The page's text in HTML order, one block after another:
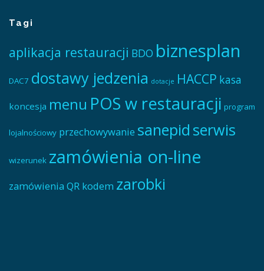
Tagi
aplikacja restauracji BDO biznesplan
DAC7 dostawy jedzenia dotacje HACCP kasa
koncesja menu POS w restauracji program
lojalnościowy przechowywanie sanepid serwis
wizerunek zamówienia on-line
zamówienia QR kodem zarobki